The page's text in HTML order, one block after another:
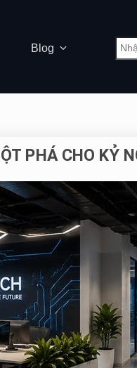
Blog
PHÁ CHO KỶ